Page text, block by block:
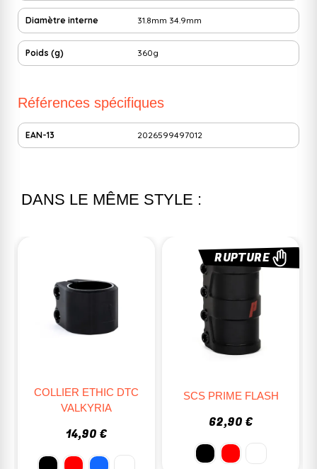
Diamètre interne 31.8mm 34.9mm
Poids (g) 360g
Références spécifiques
EAN-13 2026599497012
DANS LE MÊME STYLE :
COLLIER ETHIC DTC
VALKYRIA
14,90 €
RUPTURE
SCS PRIME FLASH
62,90 €